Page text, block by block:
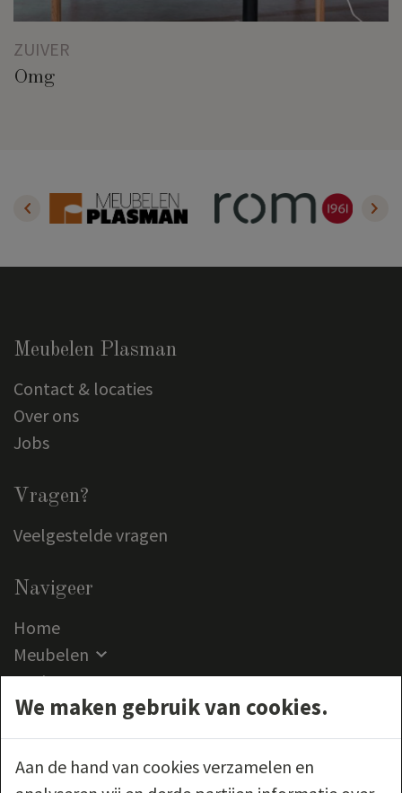
ZUIVER
Omg
Meubelen Plasman
Contact & locaties
Over ons
Jobs
Vragen?
Veelgestelde vragen
Navigeer
Home
Meubelen
Outlet
Klantenservice
Contact
We maken gebruik van cookies.
Aan de hand van cookies verzamelen en